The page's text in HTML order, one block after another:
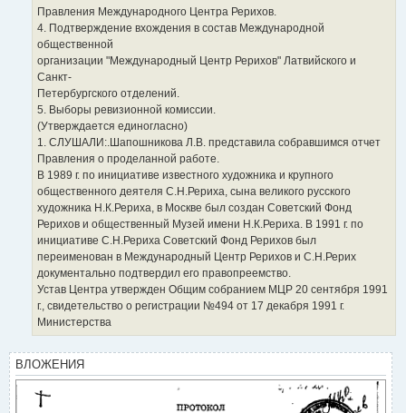
Правления Международного Центра Рерихов.
4. Подтверждение вхождения в состав Международной
общественной
организации "Международный Центр Рерихов" Латвийского и
Санкт-
Петербургского отделений.
5. Выборы ревизионной комиссии.
(Утверждается единогласно)
1. СЛУШАЛИ:.Шапошникова Л.В. представила собравшимся отчет
Правления о проделанной работе.
В 1989 г. по инициативе известного художника и крупного
общественного деятеля С.Н.Рериха, сына великого русского
художника Н.К.Рериха, в Москве был создан Советский Фонд
Рерихов и общественный Музей имени Н.К.Рериха. В 1991 г. по
инициативе С.Н.Рериха Советский Фонд Рерихов был
переименован в Международный Центр Рерихов и С.Н.Рерих
документально подтвердил его правопреемство.
Устав Центра утвержден Общим собранием МЦР 20 сентября 1991
г., свидетельство о регистрации №494 от 17 декабря 1991 г.
Министерства
ВЛОЖЕНИЯ